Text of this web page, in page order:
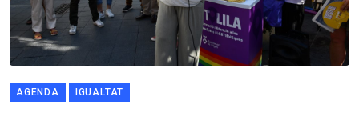
AGENDA IGUALTAT